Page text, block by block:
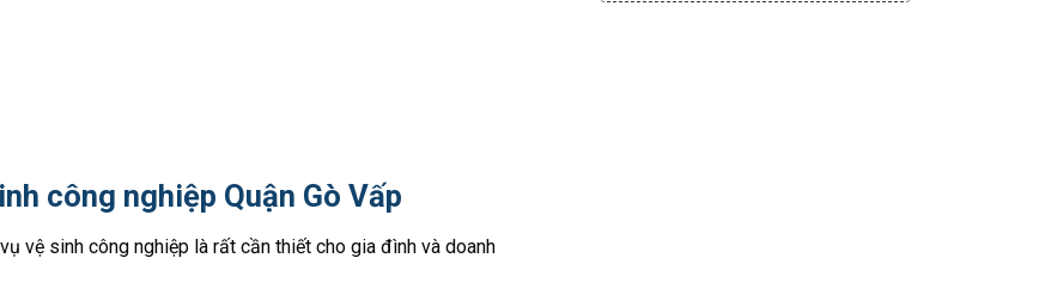
công nghiệp Quận Gò Vấp
vệ sinh công nghiệp là rất cần thiết cho gia đình và doanh